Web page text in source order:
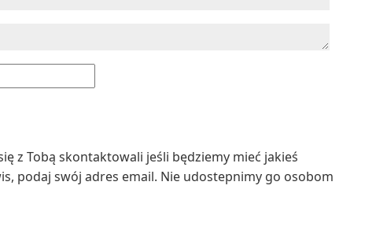
z Tobą skontaktowali jeśli będziemy mieć jakieś
podaj swój adres email. Nie udostepnimy go osobom